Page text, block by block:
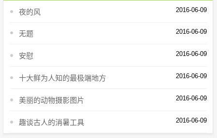
夜的风 2016-06-09
无题 2016-06-09
安慰 2016-06-09
十大鲜为人知的最极端地方 2016-06-09
美丽的动物摄影图片 2016-06-09
趣谈古人的消暑工具 2016-06-09